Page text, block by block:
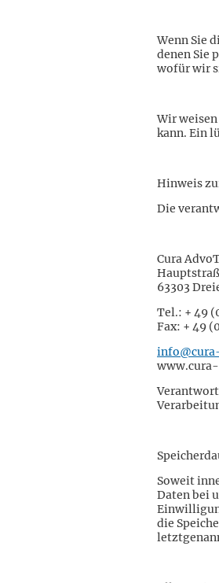
Wenn Sie
denen Sie
wofür wir
Wir
kann. Ein
Hinweis
Die
Cura
63303
Tel.: + 49
Fax: + 49
Soweit
Daten bei
die